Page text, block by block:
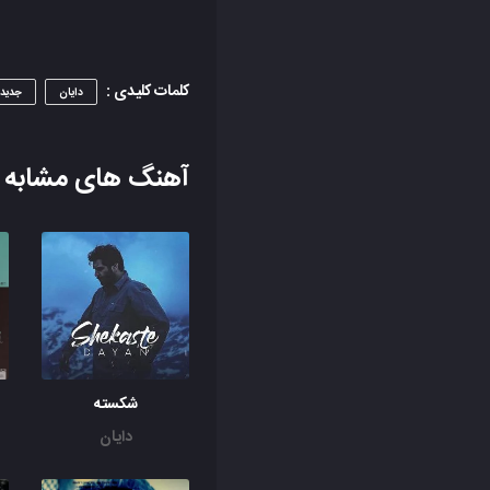
کلمات کلیدی : دایان جدید
آهنگ های مشابه
شکسته
دایان